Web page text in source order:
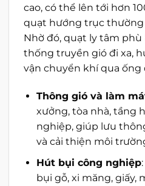
cao, có thể lên tới hơn
quạt hướng trục thường
Nhờ đó, quạt ly tâm phù
thống truyền gió đi xa,
vận chuyển khí qua ống
Thông gió và làm
xưởng, tòa nhà, tầng
nghiệp, giúp lưu
và cải thiện môi
Hút bụi công nghiệp
bụi gỗ, xi măng, giấy,